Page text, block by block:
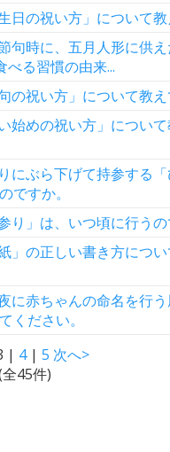
日の祝い方」について教
句時に、五月人形に供
べる習慣の由来...
の祝い方」について教え
始めの祝い方」につい
にぶら下げて持参する「
ですか。
り」は、いつ頃に行うの
」の正しい書き方につ
に赤ちゃんの命名を行
ください。
| 4| 5 次へ>
45件)